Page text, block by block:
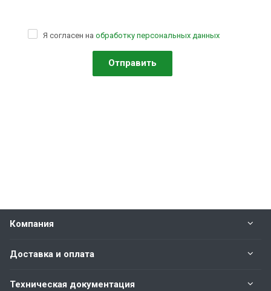
Я согласен на обработку персональных данных
Компания
Доставка и оплата
Техническая документация